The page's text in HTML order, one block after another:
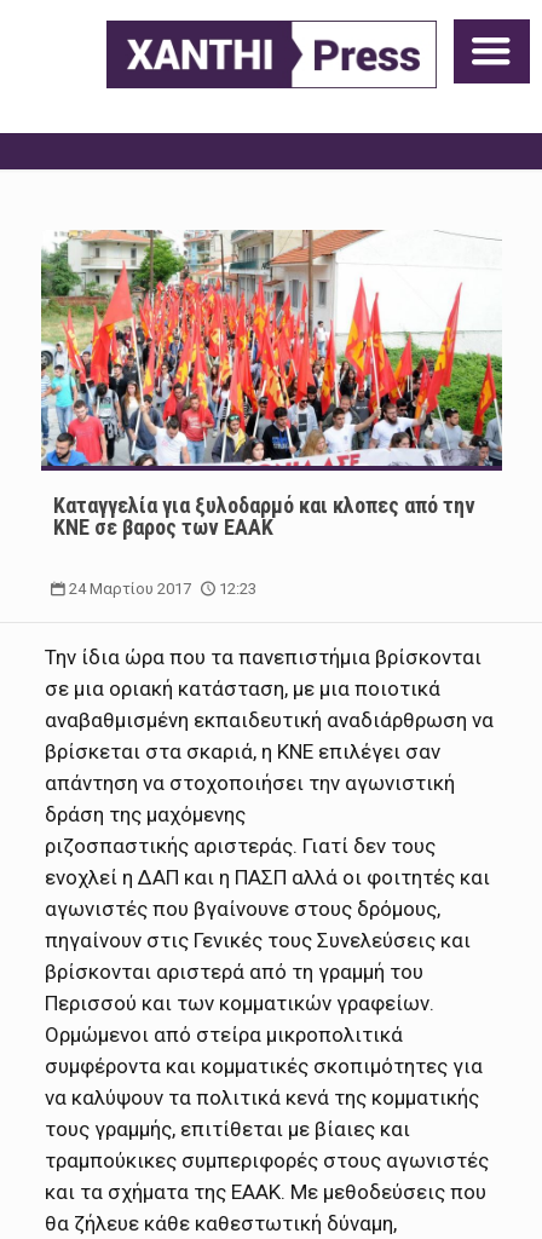
Καταγγελία για ξυλοδαρμό και κλοπες από την
ΚΝΕ σε βαρος των ΕΑΑΚ
24 Μαρτίου 2017 12:23
Την ίδια ώρα που τα πανεπιστήμια βρίσκονται
σε μια οριακή κατάσταση, με μια ποιοτικά
αναβαθμισμένη εκπαιδευτική αναδιάρθρωση να
βρίσκεται στα σκαριά, η ΚΝΕ επιλέγει σαν
απάντηση να στοχοποιήσει την αγωνιστική
δράση της μαχόμενης
ριζοσπαστικής αριστεράς. Γιατί δεν τους
ενοχλεί η ΔΑΠ και η ΠΑΣΠ αλλά οι φοιτητές και
αγωνιστές που βγαίνουνε στους δρόμους,
πηγαίνουν στις Γενικές τους Συνελεύσεις και
βρίσκονται αριστερά από τη γραμμή του
Περισσού και των κομματικών γραφείων.
Ορμώμενοι από στείρα μικροπολιτικά
συμφέροντα και κομματικές σκοπιμότητες για
να καλύψουν τα πολιτικά κενά της κομματικής
τους γραμμής, επιτίθεται με βίαιες και
τραμπούκικες συμπεριφορές στους αγωνιστές
και τα σχήματα της ΕΑΑΚ. Με μεθοδεύσεις που
θα ζήλευε κάθε καθεστωτική δύναμη,